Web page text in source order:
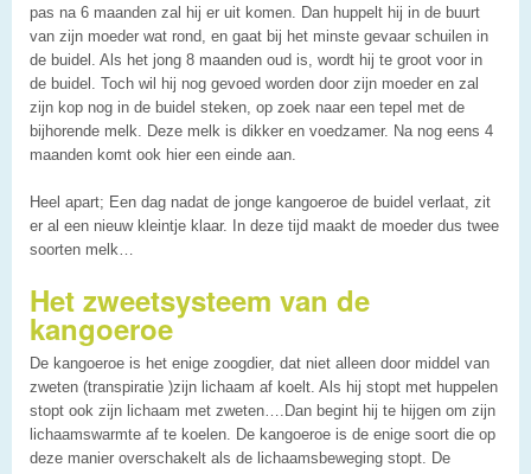
pas na 6 maanden zal hij er uit komen. Dan huppelt hij in de buurt
van zijn moeder wat rond, en gaat bij het minste gevaar schuilen in
de buidel. Als het jong 8 maanden oud is, wordt hij te groot voor in
de buidel. Toch wil hij nog gevoed worden door zijn moeder en zal
zijn kop nog in de buidel steken, op zoek naar een tepel met de
bijhorende melk. Deze melk is dikker en voedzamer. Na nog eens 4
maanden komt ook hier een einde aan.
Heel apart; Een dag nadat de jonge kangoeroe de buidel verlaat, zit
er al een nieuw kleintje klaar. In deze tijd maakt de moeder dus twee
soorten melk…
Het zweetsysteem van de
kangoeroe
De kangoeroe is het enige zoogdier, dat niet alleen door middel van
zweten (transpiratie )zijn lichaam af koelt. Als hij stopt met huppelen
stopt ook zijn lichaam met zweten….Dan begint hij te hijgen om zijn
lichaamswarmte af te koelen. De kangoeroe is de enige soort die op
deze manier overschakelt als de lichaamsbeweging stopt. De